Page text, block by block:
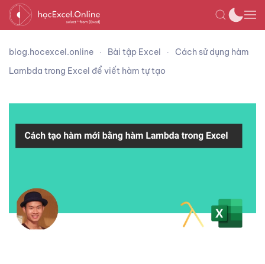
blog.hocexcel.online Bài tập Excel
Cách sử dụng hàm
Lambda trong Excel để viết hàm tự tạo